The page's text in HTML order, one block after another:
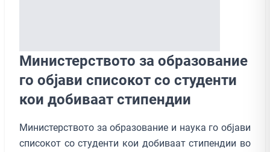
Министерството за образование
го објави списокот со студенти
кои добиваат стипендии
Министерството за образoвание и наука го објави
списокот со студенти кои добиваат стипендии во